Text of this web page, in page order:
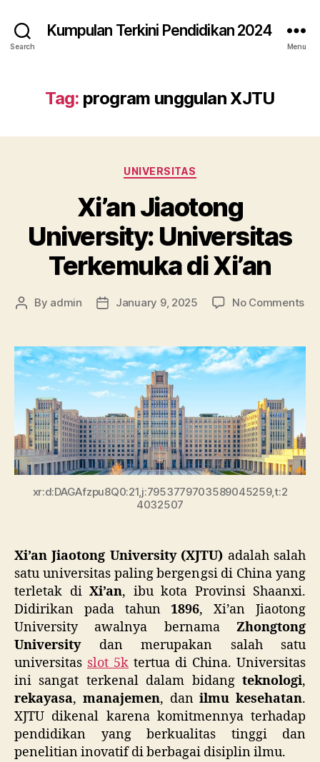
Search
Kumpulan Terkini Pendidikan 2024
Menu
Tag: program unggulan XJTU
Categories
UNIVERSITAS
Xi’an Jiaotong
University: Universitas
Terkemuka di Xi’an
Post
By admin
PostJanuary 9, 2025 No Commentson
xr:d:DAGAfzpu8Q0:21,j:7953779703589045259,t:2
4032507
Xi’an Jiaotong University (XJTU) adalah salah
satu universitas paling bergengsi di China yang
terletak di Xi’an, ibu kota Provinsi Shaanxi.
Didirikan pada tahun1896, Xi’an Jiaotong
University awalnya bernama Zhongtong
Universitydan merupakan salah satu
universitas slot 5k tertua di China. Universitas
ini sangat terkenal dalam bidang teknologi,
rekayasa, manajemen, danilmu kesehatan.
XJTU dikenal karena komitmennya terhadap
pendidikan yang berkualitas tinggi dan
penelitian inovatif di berbagai disiplin ilmu.